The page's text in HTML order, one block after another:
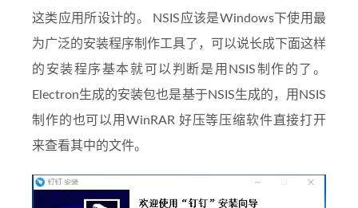
这类应用所设计的。
NSIS应该是Windows下使用最
为广泛的安装程序制作工具了，可以说长成下面这样
的安装程序基本就可以判断是用NSIS制作的了。
Electron生成的安装包也是基于NSIS生成的，用NSIS
制作的也可以用WinRAR 好压等压缩软件直接打开
来查看其中的文件。